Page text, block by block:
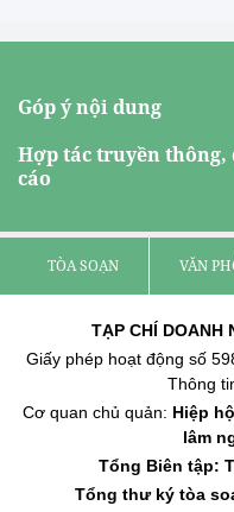
Góp ý nội dung
Hợp tác truyền thông,
cáo
TÒA SOẠN VĂN
TẠP CHÍ DOANH
Giấy phép hoạt động số
Thông
Cơ quan chủ quản: Hiệp
lâm
Tổng Biên tập:
Tổng thư ký tòa